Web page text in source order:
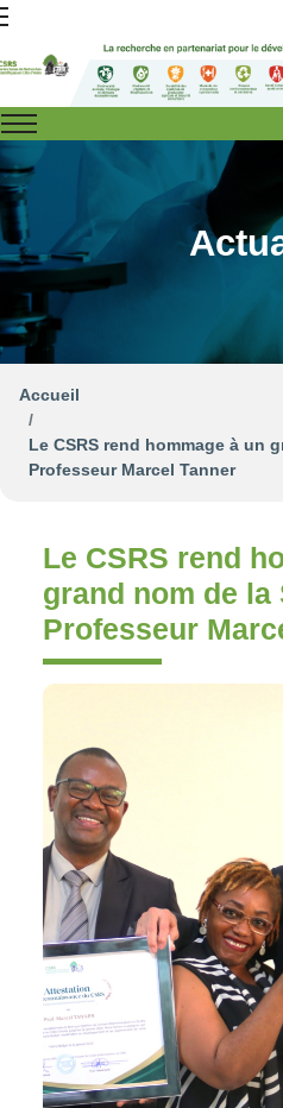
Accueil
Le CSRS rend hommage à un
Professeur Marcel Tanner
Le CSRS rend
grand nom de la
Professeur